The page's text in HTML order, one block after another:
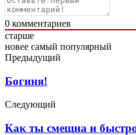
0 комментариев
старше
новее самый популярный
Предыдущий
Богиня!
Следующий
Как ты смещна и